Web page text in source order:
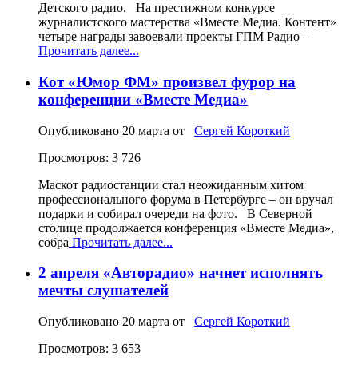
Детского радио. На престижном конкурсе
журналистского мастерства «Вместе Медиа. Контент»
четыре награды завоевали проекты ГПМ Радио –
Прочитать далее...
Кот «Юмор ФМ» произвел фурор на
конференции «Вместе Медиа»
Опубликовано 20 марта от Сергей Короткий
Просмотров: 3 726
Маскот радиостанции стал неожиданным хитом
профессионального форума в Петербурге – он вручал
подарки и собирал очереди на фото. В Северной
столице продолжается конференция «Вместе Медиа»,
собра Прочитать далее...
2 апреля «Авторадио» начнет исполнять
мечты слушателей
Опубликовано 20 марта от Сергей Короткий
Просмотров: 3 653